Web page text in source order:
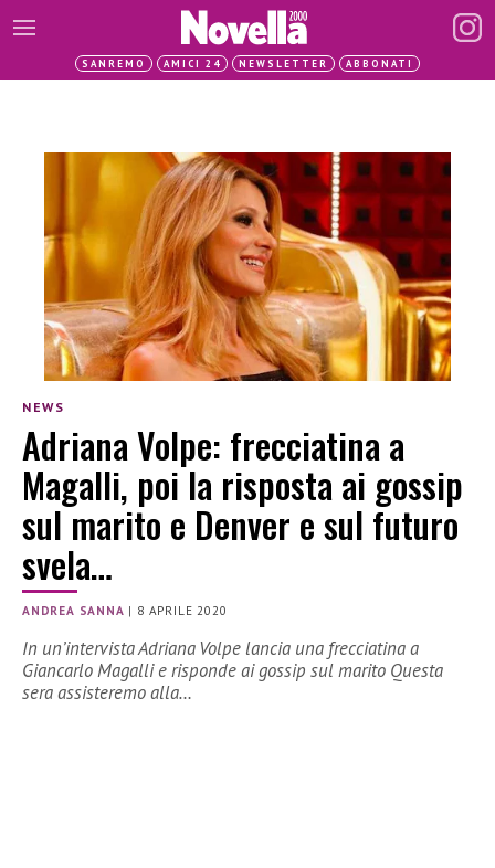
SANREMO AMICI 24 NEWSLETTER ABBONATI
NEWS
Adriana Volpe: frecciatina a
Magalli, poi la risposta ai gossip
sul marito e Denver e sul futuro
svela…
ANDREA SANNA | 8 APRILE 2020
In un’intervista Adriana Volpe lancia una frecciatina a
Giancarlo Magalli e risponde ai gossip sul marito Questa
sera assisteremo alla…